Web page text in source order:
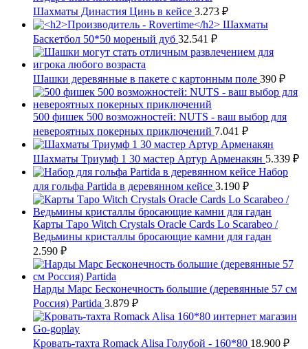
Шахматы Династия Цинь в кейсе 3.273 ₽
Шахматы
Баскетбол 50*50 мореный дуб 32.541 ₽
Шашки деревянные в пакете с картонным поле 390 ₽
500 фишек 500 возможностей: NUTS - ваш выбор для
невероятных покерных приключений 7.041 ₽
Шахматы Триумф 1 30 мастер Артур Арменакян 5.339 ₽
Набор
для гольфа Partida в деревянном кейсе 3.190 ₽
Карты Таро Witch Crystals Oracle Cards Lo Scarabeo /
Ведьмины кристаллы бросающие камни для гадан
2.590 ₽
Нарды Марс Бесконечность большие (деревянные 57 см
Россия) Partida 3.879 ₽
Кровать-тахта Romack Alisa Голубой - 160*80 18.900 ₽